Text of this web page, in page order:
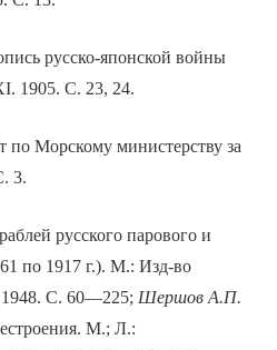
русско-японской войны
1905. С. 23, 24.
по Морскому министерству за
3.
русского парового и
по 1917 г.). М.: Изд-во
С. 60—225; Шершов А.П.
М.; Л.: